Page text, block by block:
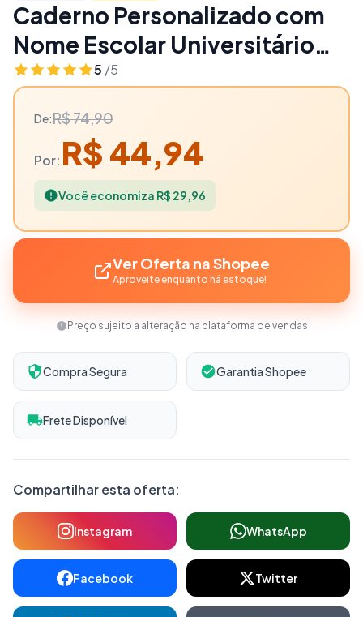
Caderno Personalizado com
Nome Escolar Universitário
Lilo e Stitch Angel Espiral
Capa Dura Tamanho Grande -
40% OFF | Stationery
5 /5
De:R$ 74,90
Por: R$ 44,94
Você economiza R$ 29,96
Ver Oferta na Shopee
Aproveite enquanto há estoque!
Preço sujeito a alteração na plataforma de vendas
Compra Segura Garantia Shopee
Frete Disponível
Compartilhar esta oferta:
Instagram WhatsApp
Facebook Twitter